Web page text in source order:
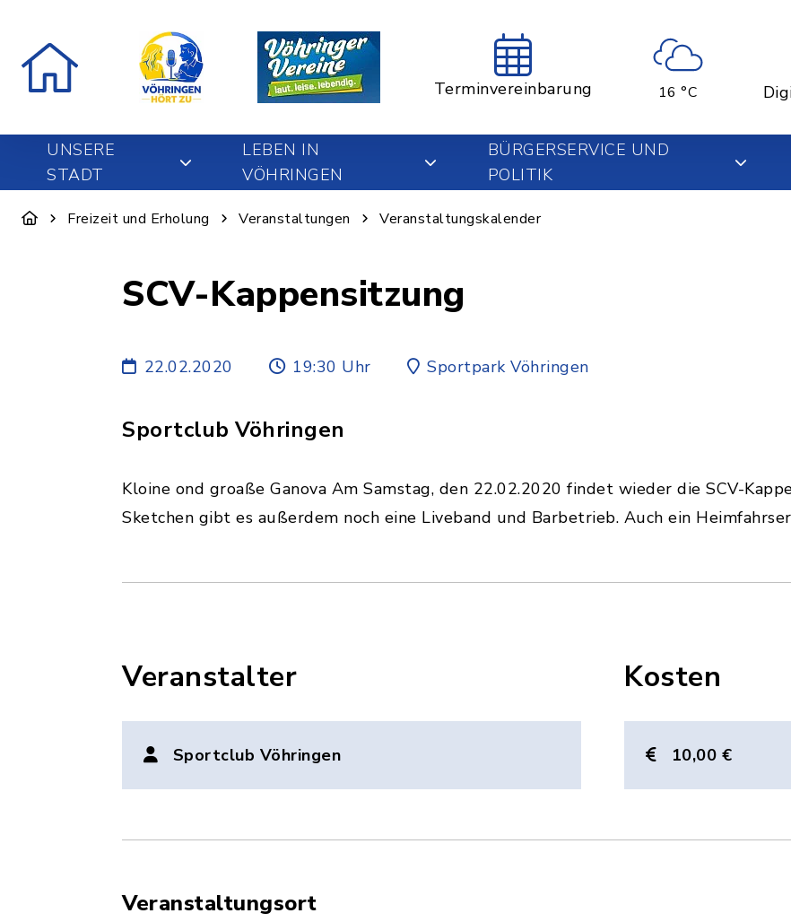
Terminvereinbarung 16 °C
UNSERE
STADT
LEBEN IN
VÖHRINGEN
BÜRGERSERVICE UND
POLITIK
Freizeit und Erholung Veranstaltungen Veranstaltungskalender
SCV-Kappensitzung
22.02.2020 19:30 Uhr Sportpark Vöhringen
Sportclub Vöhringen
Kloine ond groaße Ganova Am Samstag, den 22.02.2020 findet wieder die SCV-
Sketchen gibt es außerdem noch eine Liveband und Barbetrieb. Auch ein
Veranstalter
Sportclub Vöhringen
Kosten
10,00 €
Veranstaltungsort